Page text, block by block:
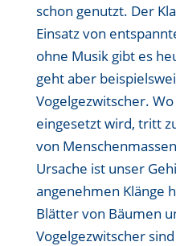
schon genutzt. Der
Einsatz von
ohne Musik gibt es
geht aber
Vogelgezwitscher.
eingesetzt wird, tritt
von
Ursache ist unser
angenehmen Klänge
Blätter von Bäumen
Vogelgezwitscher